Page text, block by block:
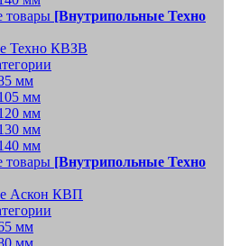
товары [Внутрипольные Техно
Техно КВЗВ
мм
мм
мм
мм
мм
товары [Внутрипольные Техно
Аскон КВП
мм
мм